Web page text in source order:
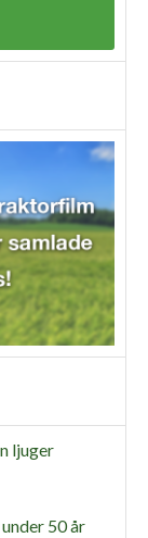
ljuger
50 år